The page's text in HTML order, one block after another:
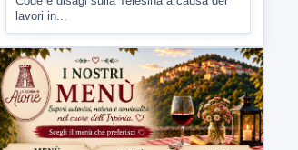
Lavori sulla Telesina il Comitato
SOS 372 chiede l'impiego dei
movieri
Code e disagi sulla Telesina a causa dei
lavori in...